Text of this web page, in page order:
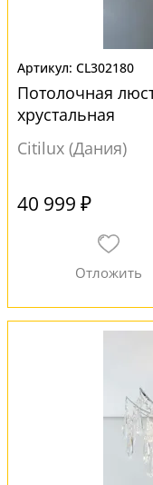
CL302180
Потолочная
хрустальная
Citilux (Дания)
40 999 ₽